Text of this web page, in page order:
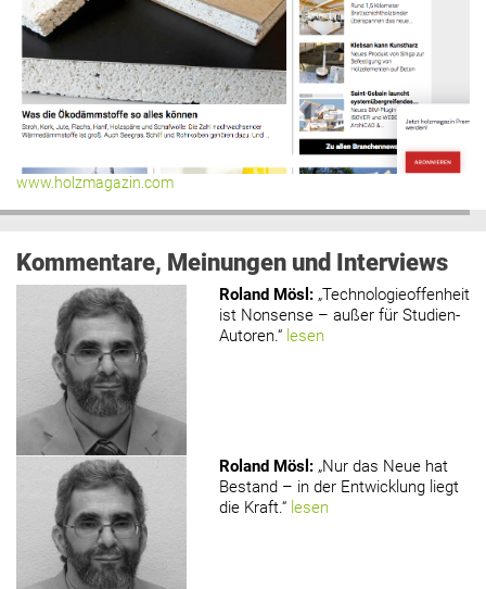
www.holzmagazin.com
Kommentare, Meinungen und Interviews
Roland Mösl : „Technologieoffenheit
ist Nonsense – außer für Studien-
Autoren.“ lesen
Roland Mösl : „Nur das Neue hat
Bestand – in der Entwicklung liegt
die Kraft.“ lesen